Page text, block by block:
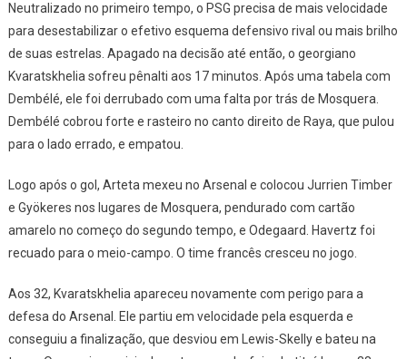
Neutralizado no primeiro tempo, o PSG precisa de mais velocidade
para desestabilizar o efetivo esquema defensivo rival ou mais brilho
de suas estrelas. Apagado na decisão até então, o georgiano
Kvaratskhelia sofreu pênalti aos 17 minutos. Após uma tabela com
Dembélé, ele foi derrubado com uma falta por trás de Mosquera.
Dembélé cobrou forte e rasteiro no canto direito de Raya, que pulou
para o lado errado, e empatou.
Logo após o gol, Arteta mexeu no Arsenal e colocou Jurrien Timber
e Gyökeres nos lugares de Mosquera, pendurado com cartão
amarelo no começo do segundo tempo, e Odegaard. Havertz foi
recuado para o meio-campo. O time francês cresceu no jogo.
Aos 32, Kvaratskhelia apareceu novamente com perigo para a
defesa do Arsenal. Ele partiu em velocidade pela esquerda e
conseguiu a finalização, que desviou em Lewis-Skelly e bateu na